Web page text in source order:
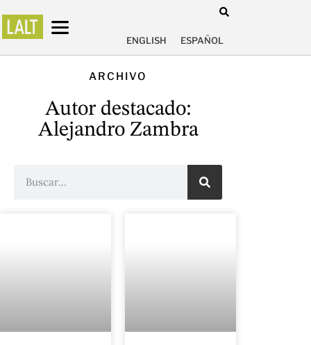
ENGLISH ESPAÑOL
ARCHIVO
Autor destacado:
Alejandro Zambra